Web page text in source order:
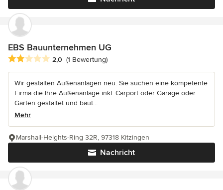
EBS Bauunternehmen UG
Durchschnittliche Bewertung: 2 von 5 Sternen
2,0 (1 Bewertung)
Wir gestalten Außenanlagen neu. Sie suchen eine kompetente
Firma die Ihre Außenanlage inkl. Carport oder Garage oder
Garten gestaltet und baut...
Mehr
Nachricht
Marshall-Heights-Ring 32R, 97318 Kitzingen